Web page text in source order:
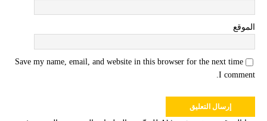
الموقع
Save my name, email, and website in this browser for the next time
I comment.